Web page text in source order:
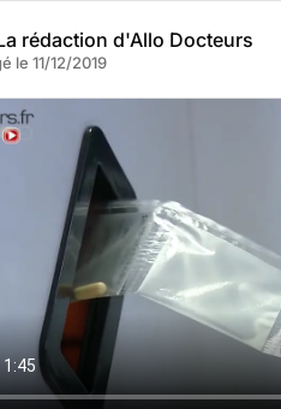
rédaction d'Allo Docteurs
le 11/12/2019